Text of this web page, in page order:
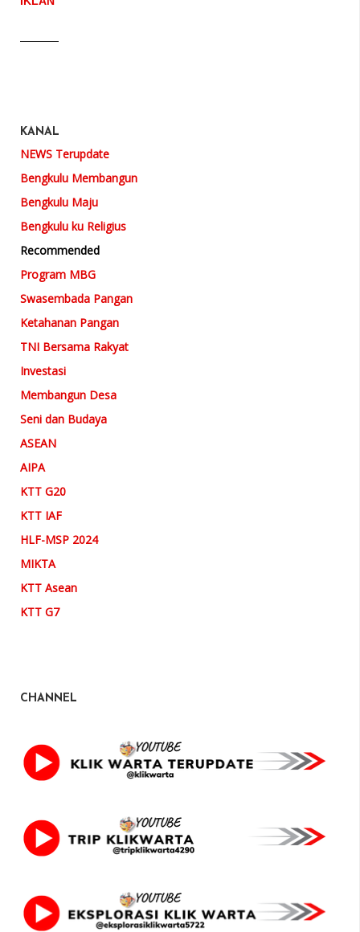
KANAL
NEWS Terupdate
Bengkulu Membangun
Bengkulu Maju
Bengkulu ku Religius
Recommended
Program MBG
Swasembada Pangan
Ketahanan Pangan
TNI Bersama Rakyat
Investasi
Membangun Desa
Seni dan Budaya
ASEAN
AIPA
KTT G20
KTT IAF
HLF-MSP 2024
MIKTA
KTT Asean
KTT G7
CHANNEL